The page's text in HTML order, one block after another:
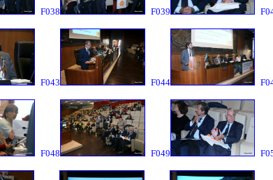
F038 F039
F043 F044
F048 F049